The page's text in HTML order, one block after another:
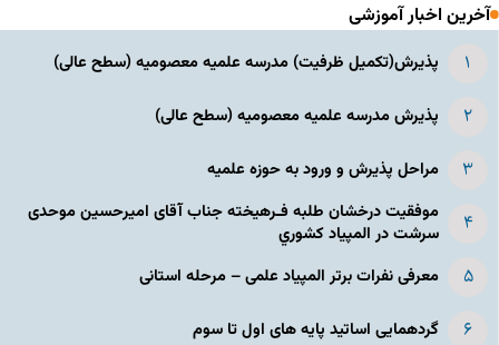
آخرین اخبار آموزشی
پذیرش(تکمیل ظرفیت) مدرسه علمیه معصومیه‌ (سطح عالی)
پذیرش مدرسه علمیه معصومیه‌ (سطح عالی)
مراحل پذیرش و ورود به حوزه علمیه
موفقیت درخشان طلبه فـرهیخته جناب آقای امیرحسین موحدی
سرشت در المپياد كشوري
معرفی نفرات برتر المپیاد علمی – مرحله استانی
گردهمایی اساتید پایه های اول تا سوم